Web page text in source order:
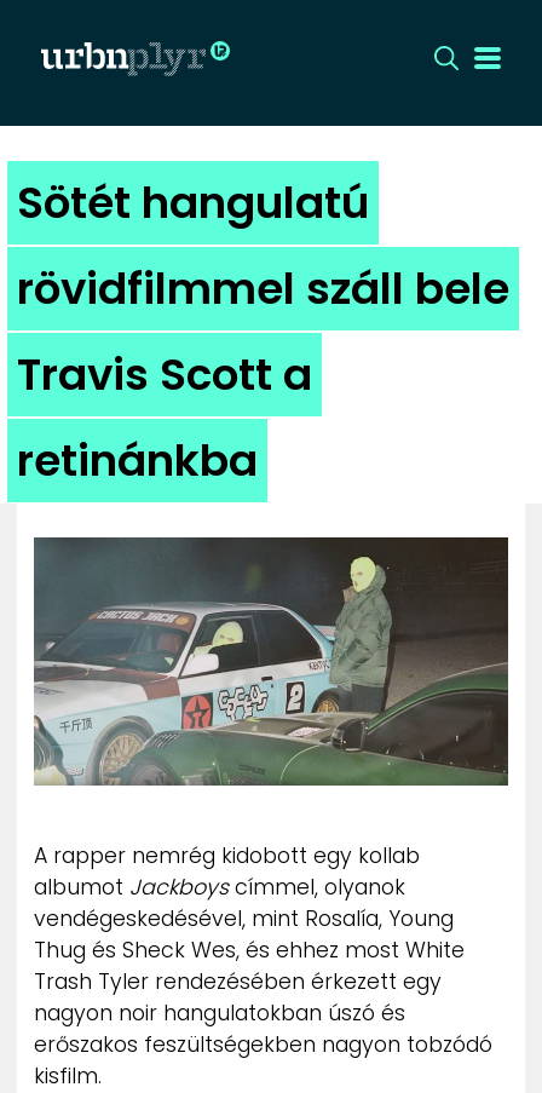
CÍMLAP
DIZÁJN
DIVAT
HIP
KULT
UTCA
ZENE
MÉDIAAJÁNLAT
IMPRESSZUM
PR-ARCHÍVUM
ADATKEZELÉSI TÁJÉKOZTATÓ
Sötét hangulatú
rövidfilmmel száll bele
Travis Scott a
retinánkba
A rapper nemrég kidobott egy kollab
albumot Jackboyscímmel, olyanok
vendégeskedésével, mint Rosalía, Young
Thug és Sheck Wes, és ehhez most White
Trash Tyler rendezésében érkezett egy
nagyon noir hangulatokban úszó és
erőszakos feszültségekben nagyon tobzódó
kisfilm.